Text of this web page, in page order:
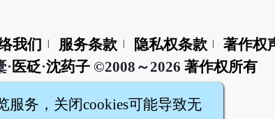
我们 服务条款 隐私权条款
著作权
· 医砭·沈药子©2008～2026 著作权所有
服务，关闭cookies可能导致无